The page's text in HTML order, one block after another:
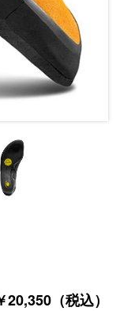
20,350（税込）